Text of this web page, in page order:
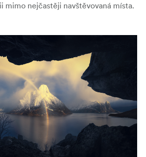
mimo nejčastěji navštěvovaná místa.